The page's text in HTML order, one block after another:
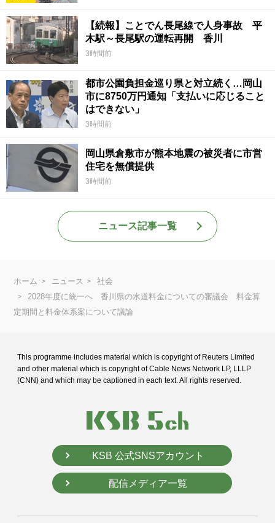
【続報】ことでん長尾線で人身事故 平
木駅～長尾駅の運転再開 香川
3時間前
都市公園負担金巡り県と対立続く…岡山
市に8750万円通知「支払いに応じること
はできない」
3時間前
岡山県倉敷市が熊本地震の被災者に市営
住宅を無償提供
3時間前
ニュース記事一覧
ホーム ニュース
社会
2028年度に統一へ 香川県の水道料金についての審議会 料金算
定期間と料金体系案について議論
This programme includes material which is copyright of Reuters Limited
and other material which is copyright of Cable News Network LP, LLLP
(CNN) and which may be captioned in each text. All rights reserved.
KSB 公式SNSアカウント
配信メディア一覧